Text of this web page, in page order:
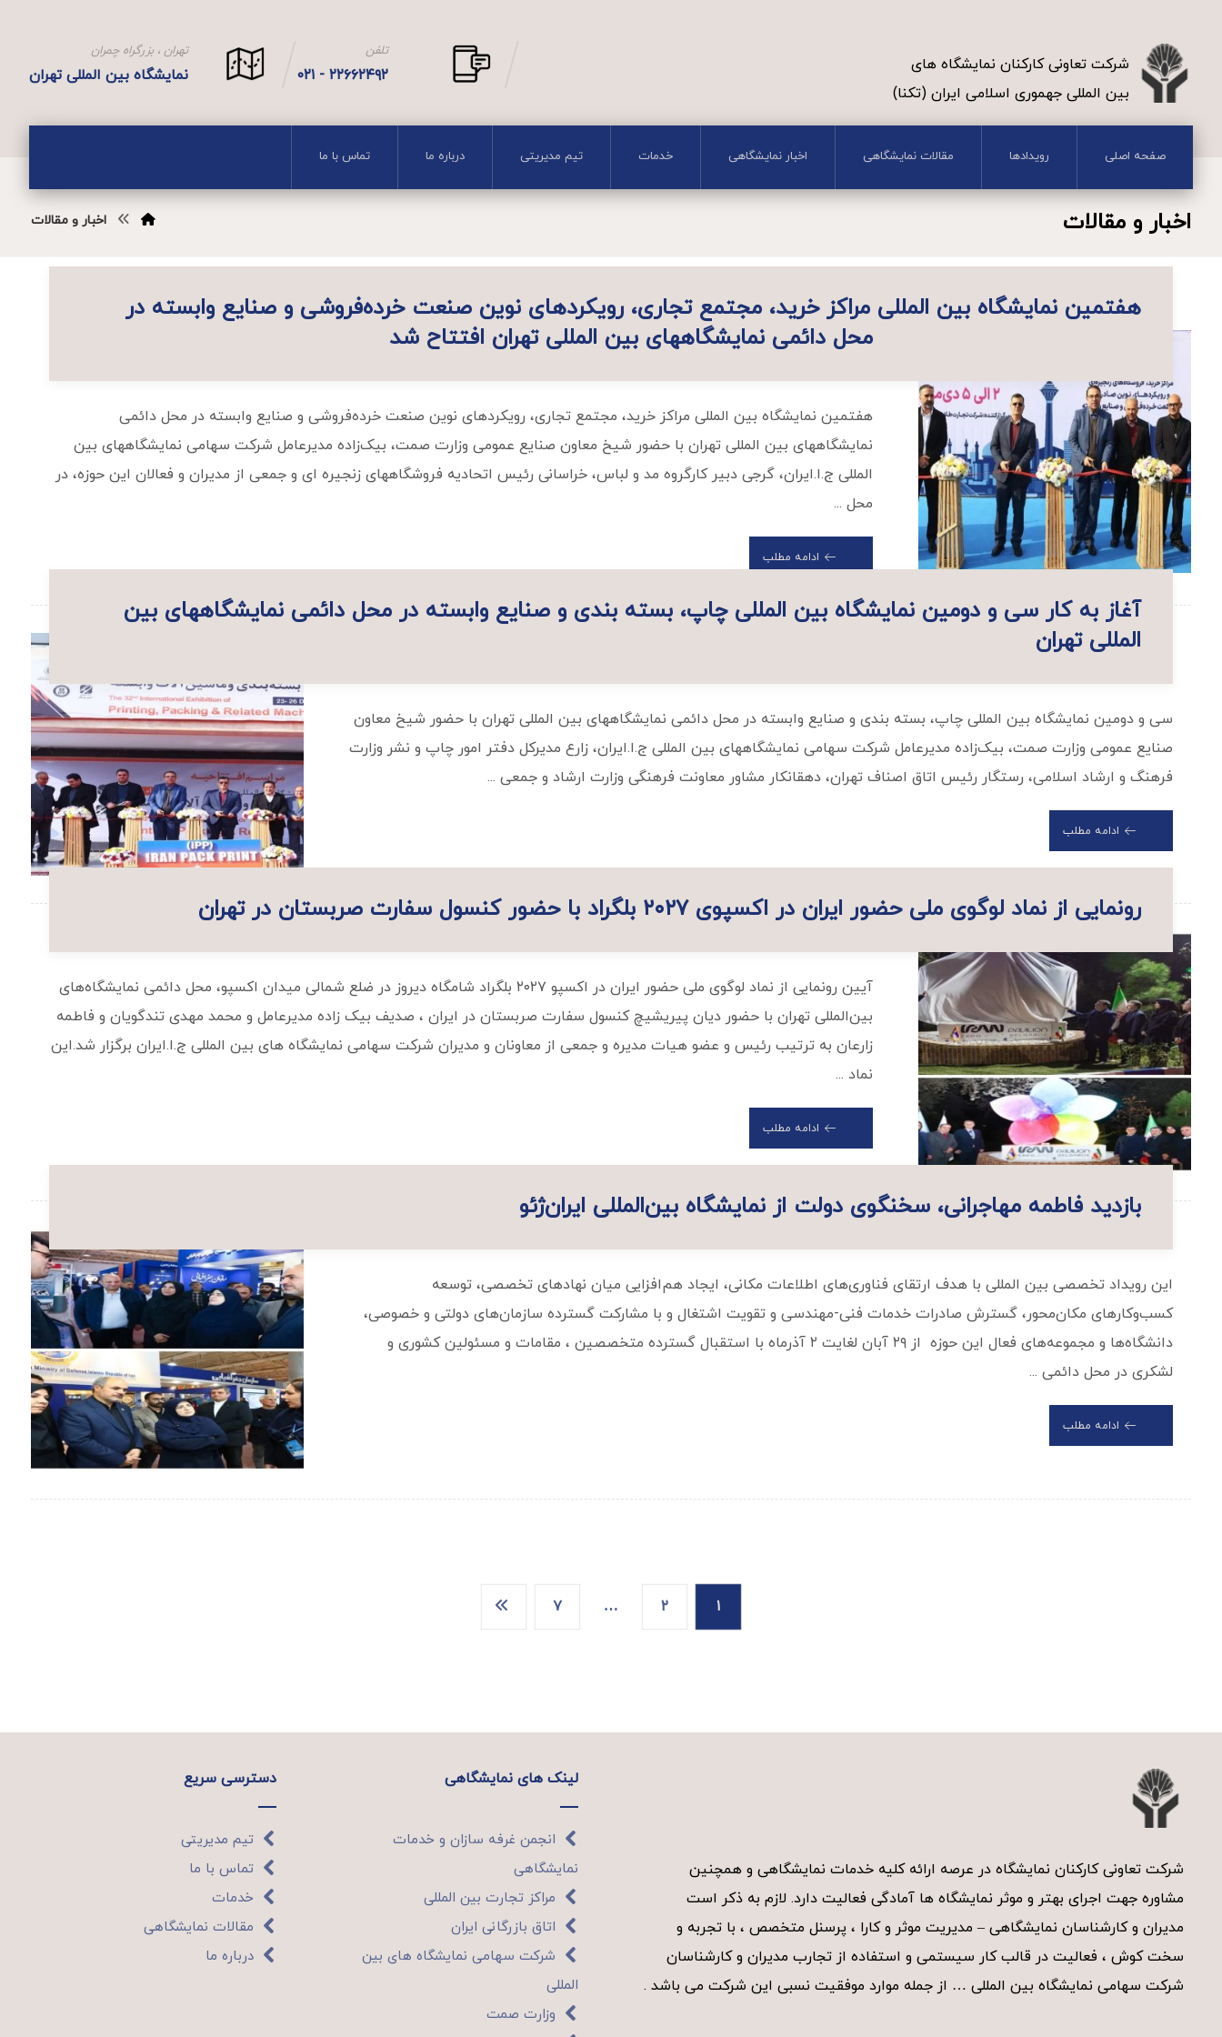
شرکت تعاونی کارکنان نمایشگاه های
بین المللی جهموری اسلامی ایران (تکنا)
تهران ، بزرگراه چمران
نمایشگاه بین المللی تهران
تلفن
۲۲۶۶۲۴۹۲ - ۰۲۱
صفحه اصلی رویدادها مقالات نمایشگاهی اخبار نمایشگاهی خدمات تیم مدیریتی درباره ما تماس با ما
اخبار و مقالات اخبار و مقالات
هفتمین نمایشگاه بین المللی مراکز خرید، مجتمع تجاری، رویکردهای نوین صنعت خرده‌فروشی و صنایع وابسته در
محل دائمی نمایشگاههای بین المللی تهران افتتاح شد
هفتمین نمایشگاه بین المللی مراکز خرید، مجتمع تجاری، رویکردهای نوین صنعت خرده‌فروشی و صنایع وابسته در محل دائمی
نمایشگاههای بین المللی تهران با حضور شیخ معاون صنایع عمومی وزارت صمت، بیک‌زاده مدیرعامل شرکت سهامی نمایشگاههای بین
المللی ج.ا.ایران، گرجی دبیر کارگروه مد و لباس، خراسانی رئیس اتحادیه فروشگاههای زنجیره ای و جمعی از مدیران و فعالان این حوزه، در
محل ...
ادامه مطلب
آغاز به کار سی و دومین نمایشگاه بین المللی چاپ، بسته بندی و صنایع وابسته در محل دائمی نمایشگاههای بین
المللی تهران
سی و دومین نمایشگاه بین المللی چاپ، بسته بندی و صنایع وابسته در محل دائمی نمایشگاههای بین المللی تهران با حضور شیخ معاون
صنایع عمومی وزارت صمت، بیک‌زاده مدیرعامل شرکت سهامی نمایشگاههای بین المللی ج.ا.ایران، زارع مدیرکل دفتر امور چاپ و نشر وزارت
فرهنگ و ارشاد اسلامی، رستگار رئیس اتاق اصناف تهران، دهقانکار مشاور معاونت فرهنگی وزارت ارشاد و جمعی ...
ادامه مطلب
رونمایی از نماد لوگوی ملی حضور ایران در اکسپوی ۲۰۲۷ بلگراد با حضور کنسول سفارت صربستان در تهران
آیین رونمایی از نماد لوگوی ملی حضور ایران در اکسپو ۲۰۲۷ بلگراد شامگاه دیروز در ضلع شمالی میدان اکسپو، محل دائمی نمایشگاه‌های
بین‌المللی تهران با حضور دیان پیریشیچ کنسول سفارت صربستان در ایران ، صدیف بیک زاده مدیرعامل و محمد مهدی تندگویان و فاطمه
زارعان به ترتیب رئیس و عضو هیات مدیره و جمعی از معاونان و مدیران شرکت سهامی نمایشگاه های بین المللی ج.ا.ایران برگزار شد.این
نماد ...
ادامه مطلب
بازدید فاطمه مهاجرانی، سخنگوی دولت از نمایشگاه بین‌المللی ایران‌ژئو
این رویداد تخصصی بین المللی با هدف ارتقای فناوری‌های اطلاعات مکانی، ایجاد هم‌افزایی میان نهادهای تخصصی، توسعه
کسب‌وکارهای مکان‌محور، گسترش صادرات خدمات فنی-مهندسی و تقویت اشتغال و با مشارکت گسترده سازمان‌های دولتی و خصوصی،
دانشگاه‌ها و مجموعه‌های فعال این حوزه از ۲۹ آبان لغایت ۲ آذرماه با استقبال گسترده متخصصین ، مقامات و مسئولین کشوری و
لشکری در محل دائمی ...
ادامه مطلب
۱ ۲ … ۷
شرکت تعاونی کارکنان نمایشگاه در عرصه ارائه کلیه خدمات نمایشگاهی و همچنین
مشاوره جهت اجرای بهتر و موثر نمایشگاه ها آمادگی فعالیت دارد. لازم به ذکر است
مدیران و کارشناسان نمایشگاهی – مدیریت موثر و کارا ، پرسنل متخصص ، با تجربه و
سخت کوش ، فعالیت در قالب کار سیستمی و استفاده از تجارب مدیران و کارشناسان
شرکت سهامی نمایشگاه بین المللی … از جمله موارد موفقیت نسبی این شرکت می باشد .
لینک های نمایشگاهی
انجمن غرفه سازان و خدمات
نمایشگاهی
مراکز تجارت بین المللی
اتاق بازرگانی ایران
شرکت سهامی نمایشگاه های بین
المللی
وزارت صمت
دسترسی سریع
تیم مدیریتی
تماس با ما
خدمات
مقالات نمایشگاهی
درباره ما